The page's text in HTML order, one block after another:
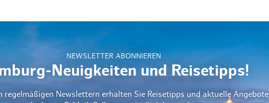
NEWSLETTER ABONNIEREN
Neuigkeiten und Reisetipps!
regelmäßigen Newslettern erhalten Sie Reisetipps und aktuelle Angebote